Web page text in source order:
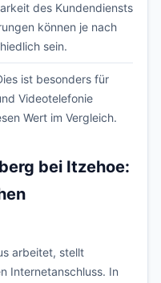
des Kundendiensts
können je nach
sein.
ist besonders für
Videotelefonie
Wert im Vergleich.
bei Itzehoe:
arbeitet, stellt
Internetanschluss. In